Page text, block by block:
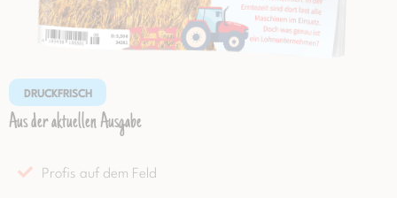
DRUCKFRISCH
Aus der aktuellen Ausgabe
Profis auf dem Feld